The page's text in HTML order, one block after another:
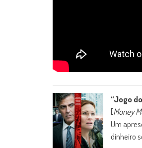
“Jogo
[Money
Um
dinheiro